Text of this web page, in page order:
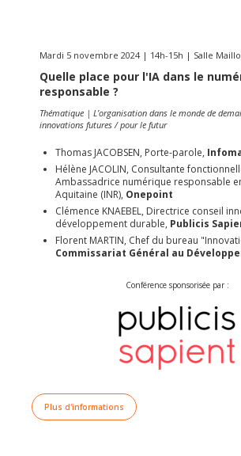
Mardi 5 novembre 2024 | 14h-15h | Salle
Quelle place pour l'IA dans le
responsable ?
Thématique | L’organisation dans le monde de
innovations futures / pour le futur
Thomas JACOBSEN, Porte-parole,
Hélène JACOLIN, Consultante
Ambassadrice numérique responsable
Aquitaine (INR), Onepoint
Clémence KNAEBEL, Directrice conseil
développement durable, Publicis
Florent MARTIN, Chef du bureau
Commissariat Général au
Conférence sponsorisée par :
Plus d'informations